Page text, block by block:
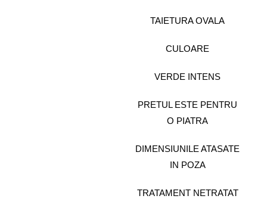
TAIETURA OVALA
CULOARE
VERDE INTENS
PRETUL ESTE PENTRU
O PIATRA
DIMENSIUNILE ATASATE
IN POZA
TRATAMENT NETRATAT